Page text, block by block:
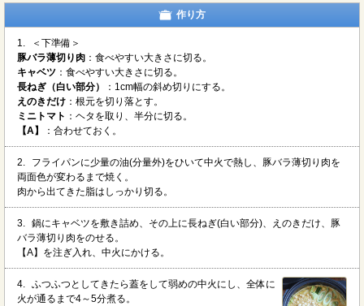
作り方
1.
＜下準備＞
豚バラ薄切り肉 ：食べやすい大きさに切る。
キャベツ ：食べやすい大きさに切る。
長ねぎ（白い部分）
：1cm幅の斜め切りにする。
えのきだけ ：根元を切り落とす。
ミニトマト ：ヘタを取り、半分に切る。
【A】
：合わせておく。
2.
フライパンに少量の油(分量外)をひいて中火で熱し、豚バラ薄切り肉を
両面色が変わるまで焼く。
肉から出てきた脂はしっかり切る。
3. 鍋にキャベツを敷き詰め、その上に長ねぎ(白い部分)、えのきだけ、豚
バラ薄切り肉をのせる。
【A】を注ぎ入れ、中火にかける。
4. ふつふつとしてきたら蓋をして弱めの中火にし、全体に
火が通るまで4～5分煮る。